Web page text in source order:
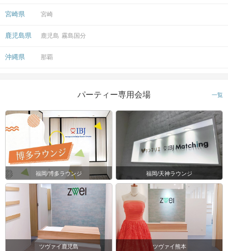
宮崎県 宮崎
鹿児島県 鹿児島 霧島国分
沖縄県 那覇
パーティー専用会場 一覧
福岡/博多ラウンジ 福岡/天神ラウンジ
ツヴァイ鹿児島 ツヴァイ熊本